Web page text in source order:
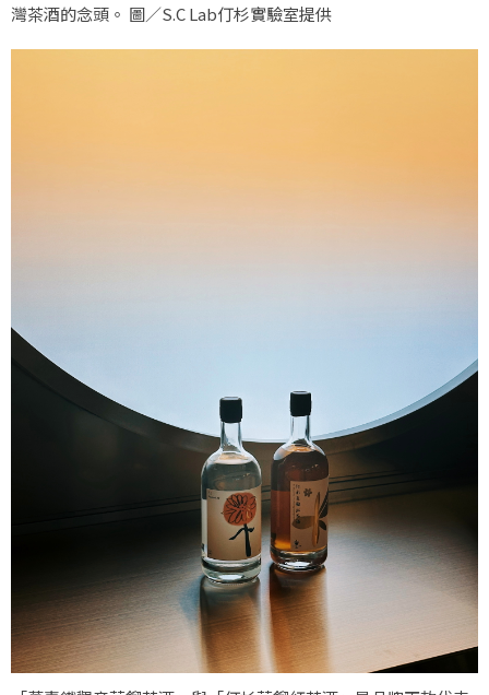
灣茶酒的念頭。 圖／S.C Lab仃杉實驗室提供